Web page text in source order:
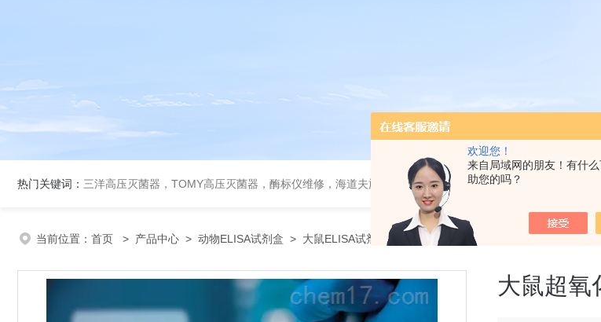
欢迎您！
来自局域网的朋友！有什
助您的吗？
热门关键词： 三洋高压灭菌器，TOMY高压灭菌器，酶标仪维修，海道夫旋转蒸发仪
当前位置： 首页 > 产品中心 > 动物ELISA试剂盒 > 大鼠ELISA试剂盒> 大鼠超氧化物歧化酶（SOD）ELISA 试
大鼠超氧